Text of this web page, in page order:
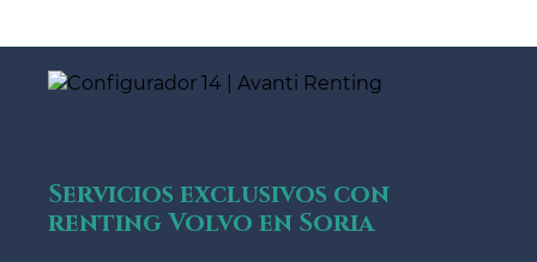
Servicios exclusivos con
renting Volvo en Soria